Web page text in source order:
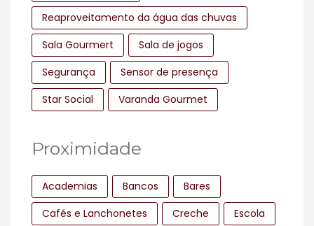
Reaproveitamento da água das chuvas
Sala Gourmert
Sala de jogos
Segurança
Sensor de presença
Star Social
Varanda Gourmet
Proximidade
Academias Bancos
Bares
Cafés e Lanchonetes
Creche
Escola